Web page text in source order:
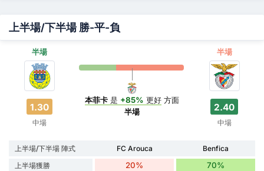
上半場/下半場 勝-平-負
半場 半場
1.30
中場
本菲卡是 +85% 更好方面
半場
2.40
中場
上半場/下半場 陣式 FC Arouca
Benfica
上半場獲勝
20% 70%